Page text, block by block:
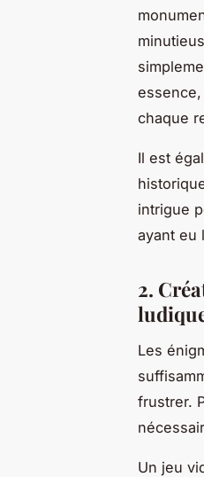
chaque
Il est
intrigue
ayant eu
2.
Les
frustrer.
Un jeu